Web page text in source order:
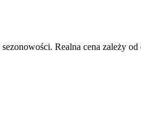
Realna cena zależy